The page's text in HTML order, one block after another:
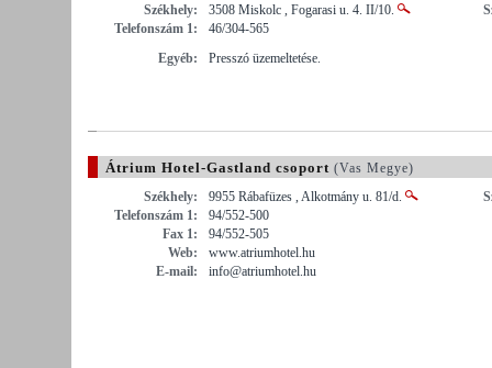
Székhely:
3508 Miskolc , Fogarasi u. 4. II/10.
Telefonszám 1:
46/304-565
Egyéb:
Presszó üzemeltetése.
Átrium Hotel-Gastland csoport (Vas Megye)
Székhely:
9955 Rábafüzes , Alkotmány u. 81/d.
Telefonszám 1:
94/552-500
Fax 1:
94/552-505
Web:
www.atriumhotel.hu
E-mail:
info@atriumhotel.hu